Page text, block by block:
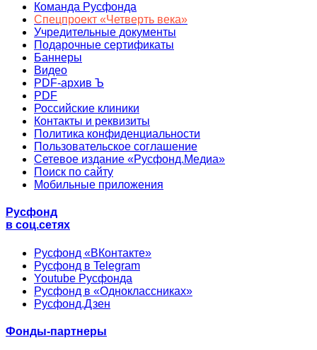
Команда Русфонда
Спецпроект «Четверть века»
Учредительные документы
Подарочные сертификаты
Баннеры
Видео
PDF-архив Ъ
PDF
Российские клиники
Контакты и реквизиты
Политика конфиденциальности
Пользовательское соглашение
Сетевое издание «Русфонд.Медиа»
Поиск по сайту
Мобильные приложения
Русфонд
в соц.сетях
Русфонд «ВКонтакте»
Русфонд в Telegram
Youtube Русфонда
Русфонд в «Одноклассниках»
Русфонд.Дзен
Фонды-партнеры